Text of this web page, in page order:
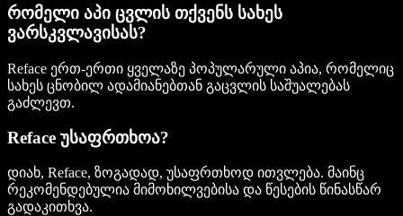
რომელი აპი ცვლის თქვენს სახეს
ვარსკვლავისას?
Reface ერთ-ერთი ყველაზე პოპულარული აპია, რომელიც
სახეს ცნობილ ადამიანებთან გაცვლის საშუალებას
გაძლევთ.
Reface უსაფრთხოა?
დიახ, Reface, ზოგადად, უსაფრთხოდ ითვლება. მაინც
რეკომენდებულია მიმოხილვებისა და წესების წინასწარ
გადაკითხვა.